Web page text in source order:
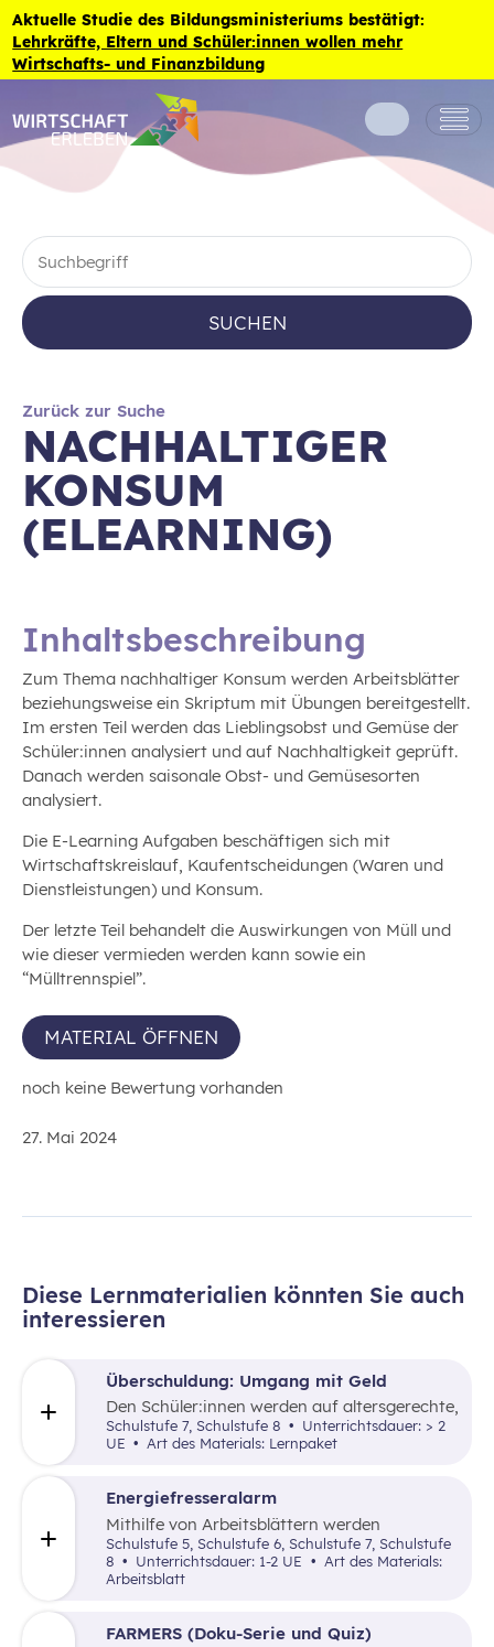
Zum Inhalt der Seite springen
Aktuelle Studie des Bildungsministeriums bestätigt:
Lehrkräfte, Eltern und Schüler:innen wollen mehr
Wirtschafts- und Finanzbildung
SUCHEN
Zurück zur Suche
NACHHALTIGER
KONSUM
(ELEARNING)
Inhaltsbeschreibung
Zum Thema nachhaltiger Konsum werden Arbeitsblätter
beziehungsweise ein Skriptum mit Übungen bereitgestellt.
Im ersten Teil werden das Lieblingsobst und Gemüse der
Schüler:innen analysiert und auf Nachhaltigkeit geprüft.
Danach werden saisonale Obst- und Gemüsesorten
analysiert.
Die E-Learning Aufgaben beschäftigen sich mit
Wirtschaftskreislauf, Kaufentscheidungen (Waren und
Dienstleistungen) und Konsum.
Der letzte Teil behandelt die Auswirkungen von Müll und
wie dieser vermieden werden kann sowie ein
“Mülltrennspiel”.
MATERIAL ÖFFNEN
noch keine Bewertung vorhanden
27. Mai 2024
Diese Lernmaterialien könnten Sie auch
interessieren
FARMERS (Doku-Serie und Quiz)
Energiefresseralarm
Mithilfe von Arbeitsblättern werden
“Energiefresser” in der Schule gesucht, um
Schüler:innen auf das Thema Energie bzw.
Energiesparen aufmerksam zu machen.
Schulstufe 5, Schulstufe 6, Schulstufe 7, Schulstufe
8
Unterrichtsdauer: 1-2 UE
Arbeitsblatt
Überschuldung: Umgang mit Geld
Den Schüler:innen werden auf altersgerechte,
aktivierende sowie anschauliche Art und
Weise Handlungsgrundlagen vermittelt, die
entscheidend sind.
Schulstufe 7, Schulstufe 8
UE
Art des Materials: Lernpaket